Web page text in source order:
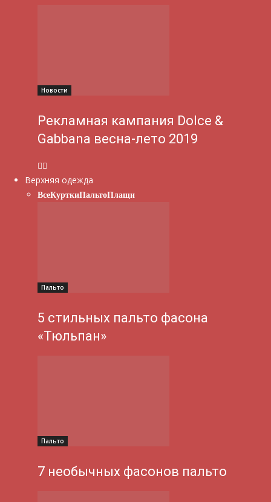
Новости
Рекламная кампания Dolce &
Gabbana весна-лето 2019
Верхняя одежда
ВсеКурткиПальтоПлащи
Пальто
5 стильных пальто фасона
«Тюльпан»
Пальто
7 необычных фасонов пальто